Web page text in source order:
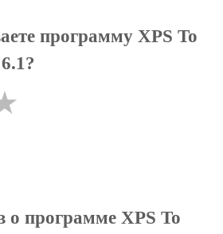
программу XPS To
о программе XPS To